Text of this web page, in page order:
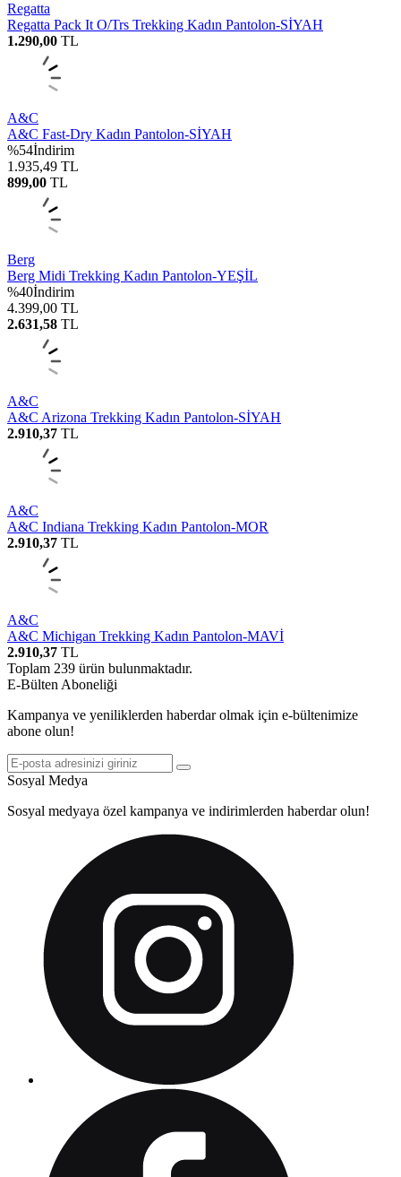
Regatta
Regatta Pack It O/Trs Trekking Kadın Pantolon-SİYAH
1.290,00 TL
A&C
A&C Fast-Dry Kadın Pantolon-SİYAH
%54İndirim
1.935,49 TL
899,00 TL
Berg
Berg Midi Trekking Kadın Pantolon-YEŞİL
%40İndirim
4.399,00 TL
2.631,58 TL
A&C
A&C Arizona Trekking Kadın Pantolon-SİYAH
2.910,37 TL
A&C
A&C Indiana Trekking Kadın Pantolon-MOR
2.910,37 TL
A&C
A&C Michigan Trekking Kadın Pantolon-MAVİ
2.910,37 TL
Toplam 239 ürün bulunmaktadır.
E-Bülten Aboneliği
Kampanya ve yeniliklerden haberdar olmak için e-bültenimize
abone olun!
Sosyal Medya
Sosyal medyaya özel kampanya ve indirimlerden haberdar olun!